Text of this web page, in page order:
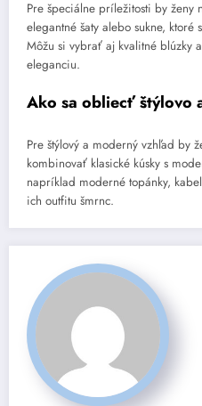
Pre špeciálne príležitosti by
elegantné šaty alebo sukne,
Môžu si vybrať aj kvalitné blúzky
eleganciu.
Ako sa obliecť štýlovo
Pre štýlový a moderný vzhľad by
kombinovať klasické kúsky s
napríklad moderné topánky,
ich outfitu šmrnc.